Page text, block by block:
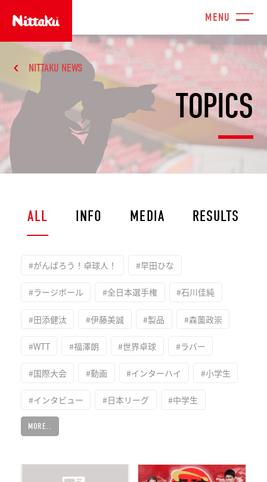
TOPICS
NITTAKU NEWS
ALL INFO MEDIA RESULTS
#がんばろう！卓球人！ #早田ひな
#ラージボール #全日本選手権 #石川佳純
#田添健汰 #伊藤美誠 #製品 #森薗政崇
#WTT #福澤朗 #世界卓球 #ラバー
#国際大会 #動画 #インターハイ #小学生
#インタビュー #日本リーグ #中学生
MORE..